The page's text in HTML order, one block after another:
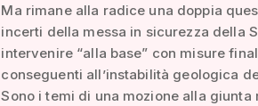
Ma rimane alla radice una doppia
incerti della messa in sicurezza della
intervenire “alla base” con misure
conseguenti all’instabilità geologica
Sono i temi di una mozione alla